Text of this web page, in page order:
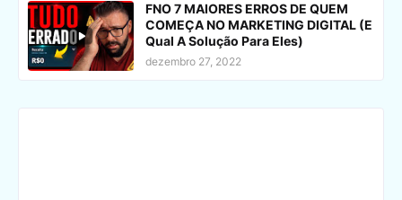
FNO 7 MAIORES ERROS DE QUEM
COMEÇA NO MARKETING DIGITAL (E
Qual A Solução Para Eles)
dezembro 27, 2022